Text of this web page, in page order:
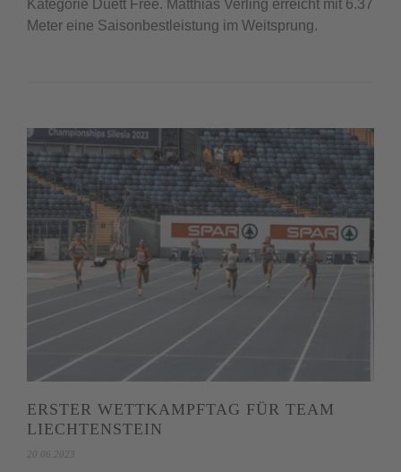
Kategorie Duett Free. Matthias Verling erreicht mit 6.37
Meter eine Saisonbestleistung im Weitsprung.
ERSTER WETTKAMPFTAG FÜR TEAM
LIECHTENSTEIN
20.06.2023